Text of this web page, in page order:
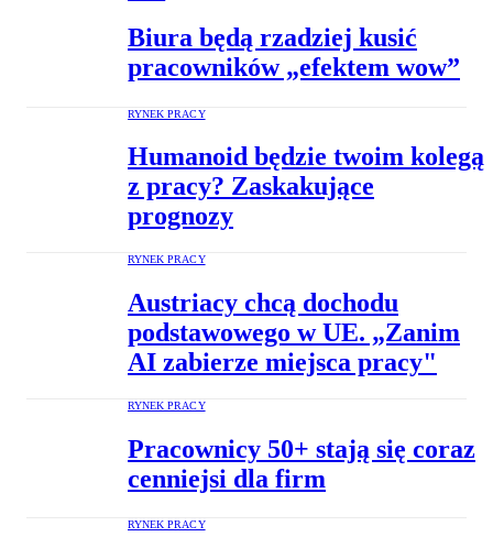
Biura będą rzadziej kusić
pracowników „efektem wow”
RYNEK PRACY
Humanoid będzie twoim kolegą
z pracy? Zaskakujące
prognozy
RYNEK PRACY
Austriacy chcą dochodu
podstawowego w UE. „Zanim
AI zabierze miejsca pracy"
RYNEK PRACY
Pracownicy 50+ stają się coraz
cenniejsi dla firm
RYNEK PRACY